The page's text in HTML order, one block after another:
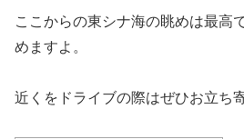
ここからの東シナ海の眺めは最高
めますよ。
近くをドライブの際はぜひお立ち